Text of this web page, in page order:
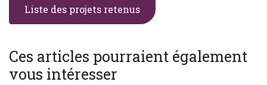
Liste des projets retenus
Ces articles pourraient également
vous intéresser